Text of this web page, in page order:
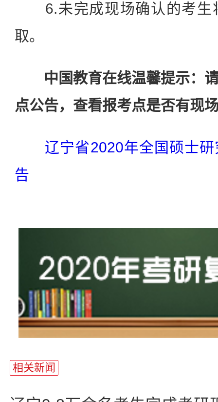
6.未完成现场确认的考生
取。
中国教育在线温馨提示：
点公告，查看报考点是否有现
辽宁省2020年全国硕士
告
相关新闻